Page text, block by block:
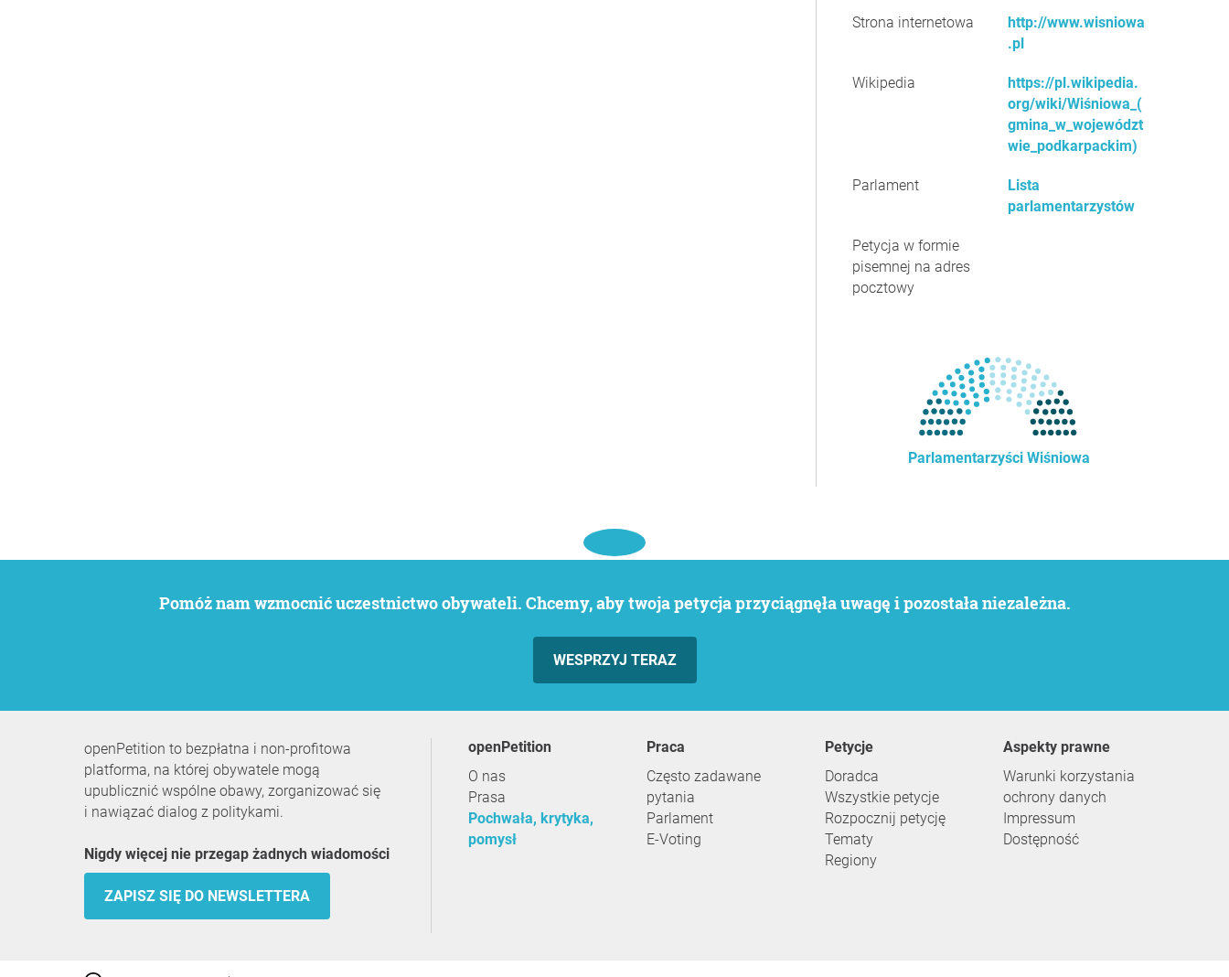
Strona internetowa
http://www.wisniowa
.pl
Wikipedia
https://pl.wikipedia.
org/wiki/Wiśniowa_(
gmina_w_województ
wie_podkarpackim)
Parlament
Lista
parlamentarzystów
Petycja w formie
pisemnej na adres
pocztowy
Parlamentarzyści Wiśniowa
Pomóż nam wzmocnić uczestnictwo obywateli. Chcemy, aby twoja petycja przyciągnęła uwagę i pozostała niezależna.
WESPRZYJ TERAZ
openPetition to bezpłatna i non-profitowa
platforma, na której obywatele mogą
upublicznić wspólne obawy, zorganizować się
i nawiązać dialog z politykami.
Nigdy więcej nie przegap żadnych wiadomości
ZAPISZ SIĘ DO NEWSLETTERA
openPetition
O nas
Prasa
Pochwała, krytyka,
pomysł
praca
Często zadawane
pytania
Parlament
E-Voting
Petycje
Doradca
Wszystkie petycje
Rozpocznij petycję
Tematy
Regiony
Aspekty prawne
Warunki korzystania
ochrony danych
Impressum
Dostępność